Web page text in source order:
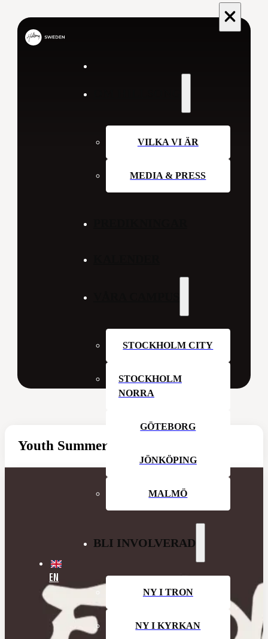
VILKA VI ÄR
MEDIA & PRESS
STOCKHOLM CITY
STOCKHOLM
NORRA
GÖTEBORG
JÖNKÖPING
MALMÖ
BLI INVOLVERAD
NY I TRON
NY I KYRKAN
EN
Youth Summer Hangout